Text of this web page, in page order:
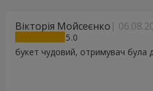
Вікторія Мойсеєнко
5
букет чудовий, отримувач була